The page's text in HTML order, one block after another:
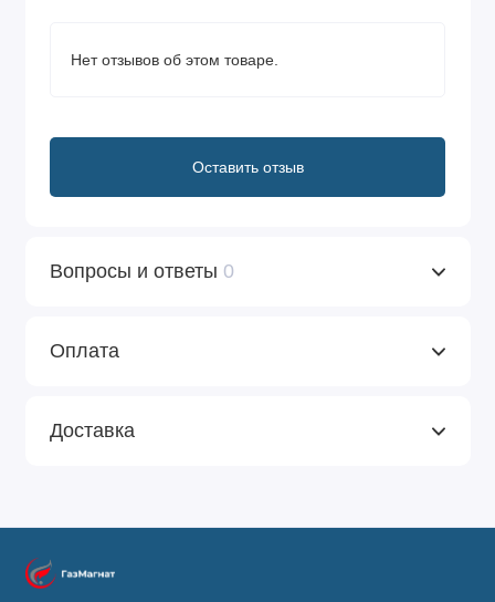
Нет отзывов об этом товаре.
Оставить отзыв
Вопросы и ответы 0
Оплата
Доставка